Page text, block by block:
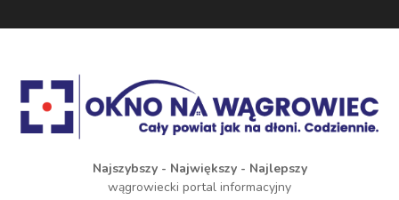
Najszybszy - Największy - Najlepszy
wągrowiecki portal informacyjny